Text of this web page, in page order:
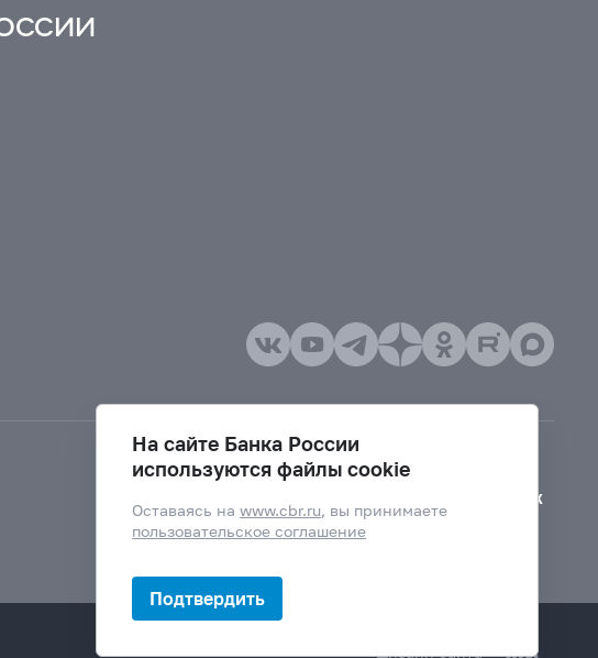
Версия для слабовидящих
Дизайн сайта —
На сайте Банка России
используются файлы cookie
Оставаясь наwww.cbr.ru, вы принимаете
пользовательское соглашение
Подтвердить